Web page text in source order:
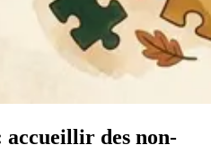
des non-